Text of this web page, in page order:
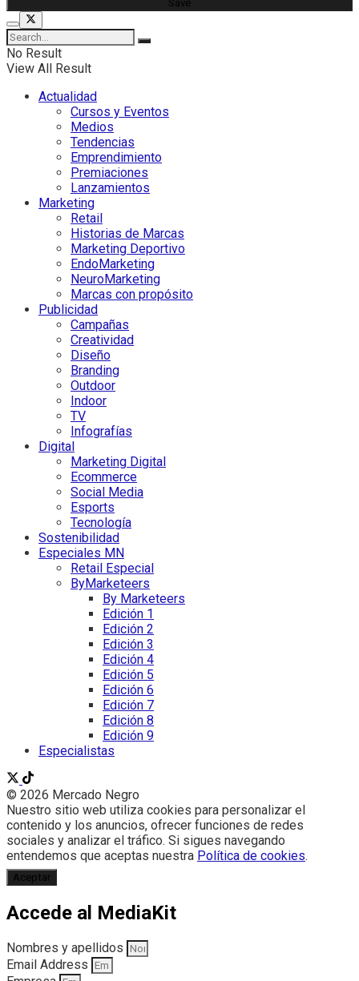
No Result
View All Result
Actualidad
Cursos y Eventos
Medios
Tendencias
Emprendimiento
Premiaciones
Lanzamientos
Marketing
Retail
Historias de Marcas
Marketing Deportivo
EndoMarketing
NeuroMarketing
Marcas con propósito
Publicidad
Campañas
Creatividad
Diseño
Branding
Outdoor
Indoor
TV
Infografías
Digital
Marketing Digital
Ecommerce
Social Media
Esports
Tecnología
Sostenibilidad
Especiales MN
Retail Especial
ByMarketeers
By Marketeers
Edición 1
Edición 2
Edición 3
Edición 4
Edición 5
Edición 6
Edición 7
Edición 8
Edición 9
Especialistas
© 2026 Mercado Negro
Nuestro sitio web utiliza cookies para personalizar el
contenido y los anuncios, ofrecer funciones de redes
sociales y analizar el tráfico. Si sigues navegando
entendemos que aceptas nuestra Política de cookies.
Aceptar
Accede al MediaKit
Nombres y apellidos
Email Address